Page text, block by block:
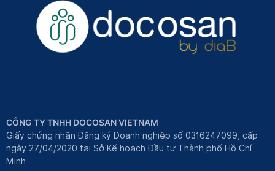
CÔNG TY TNHH DOCOSAN VIETNAM
Giấy chứng nhận Đăng ký Doanh nghiệp số 0316247099, cấp
ngày 27/04/2020 tại Sở Kế hoạch Đầu tư Thành phố Hồ Chí
Minh